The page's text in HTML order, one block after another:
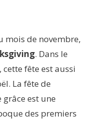
mois de novembre,
. Dans le
fête est aussi
La fête de
grâce est une
des premiers